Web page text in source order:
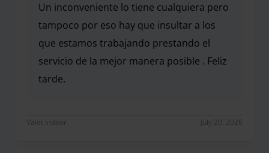
Un inconveniente lo tiene cualquiera pero
tampoco por eso hay que insultar a los
que estamos trabajando prestando el
servicio de la mejor manera posible . Feliz
tarde.
Valet indoor July 20, 2026